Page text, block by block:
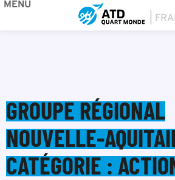
MENU
GROUPE RÉGIONAL
NOUVELLE-
CATÉGORIE :